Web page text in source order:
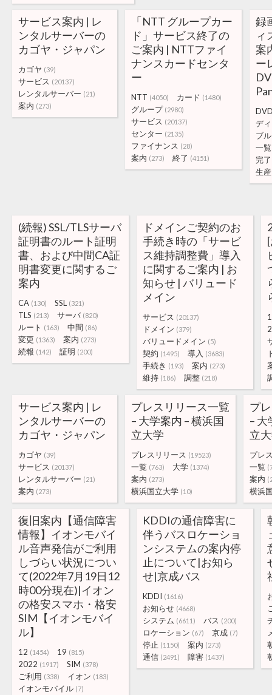
サービス案内 | レ
ンタルサーバーの
カゴヤ・ジャパン
カゴヤ (39)
サービス (20137)
レンタルサーバー (21)
案内 (273)
「NTT グループカー
ド」サービス終了の
ご案内 | NTTファイ
ナンスカードセンタ
ー
NTT (4050) カード (1480)
グループ (2980)
サービス (20137)
センター (2135)
ファイナンス (28)
案内 (273) 終了 (4151)
録
ィ
案
ー
デ
ブ
一覧
完了
生産
(続報) SSL/TLSサーバ
証明書のルート証明
書、および中間CA証
明書変更に関するご
案内
CA (130) SSL (321)
TLS (213) サーバ (820)
ルート (163) 中間 (86)
変更 (1363) 案内 (273)
続報 (142) 証明 (200)
ドメインご契約のお
手続き時の「サービ
ス維持調整費」導入
に関するご案内 | お
知らせ | バリュード
メイン
サービス (20137)
ドメイン (379)
バリュードメイン (5)
契約 (1495) 導入 (3683)
手続き (193) 案内 (273)
維持 (186) 調整 (218)
サービス案内 | レ
ンタルサーバーの
カゴヤ・ジャパン
カゴヤ (39)
サービス (20137)
レンタルサーバー (21)
案内 (273)
プレスリリース一覧
– 大学案内 – 横浜国
立大学
プレスリリース (19523)
一覧 (763) 大学 (1374)
案内 (273)
横浜国立大学 (10)
プ
– 大
立
プレ
一覧
案内
横浜
復旧案内【通信障害
情報】イオンモバイ
ル音声発信がご利用
しづらい状況につい
て(2022年7月19日12
時00分現在)|イオン
の格安スマホ・格安
SIM【イオンモバイ
ル】
12 (1454) 19 (815)
2022 (1917) SIM (378)
ご利用 (338) イオン (183)
イオンモバイル (7)
KDDIの通信障害に
伴うバスロケーショ
ンシステムの案内停
止について|お知ら
せ|京成バス
KDDI (1616)
お知らせ (4668)
システム (6611) バス (200)
ロケーション (67) 京成 (7)
停止 (1150) 案内 (273)
通信 (2491) 障害 (1437)